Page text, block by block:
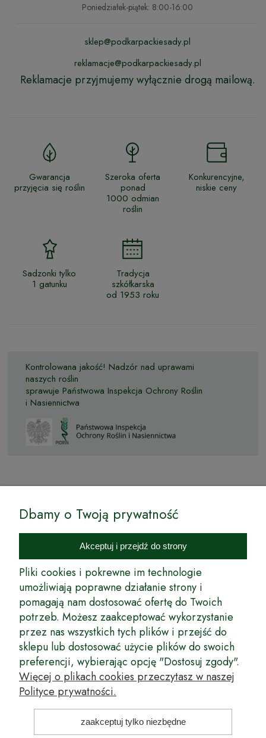
Poniedziałek-piątek: 8:00-16:00
sklep@podkarpackiesady.pl
reklamacje@podkarpackiesady.pl
Reklamacje przyjmujemy wyłącznie drogą mailową.
Gwarancja
przyjęcia się roślin
Szeroka oferta
ponad
1000 odmian
roślin
Konkurencyjne,
niskie ceny
Sadzonki tylko
1 gatunku
Tradycja
szkółkarska
od 1953 roku
Kontrolowana jakość! Nadzór nad uprawami
naszych roślin
sprawuje Państwowa Inspekcja Ochrony Roślin
i Nasiennictwa
Internetowy Sklep Ogrodniczy Podkarpackie Sady to inicjatywa
podkarpackich szkółkarzy, której zamierzeniem jest wprowadzenie na
rynek wysokiej jakości drzewek owocowych, drzewek ozdobnych oraz
innych produktów pozwalających na uprawianie zarówno małych, jak
i dużych sadów oraz ogrodów.
Wspólnie stworzyliśmy dla Państwa kompleksową ofertę - wspaniałe
produkty, dary ziemi ze szkółek drzewek ozdobnych i owocowych,
których tradycje sięgają roku 1953. Drzewka produkowane są
z najwyższą starannością przez trzecie pokolenie plantatorów.
Długoletnie Doświadczenie sprawiło, że wszystkie drzewka cechuje
duża odporność na zmienne warunki atmosferyczne naszego klimatu
oraz niezwykły urodzaj. W ofercie naszego internetowego sklepu
ogrodniczego: drzewka owocowe, krzewy owocowe, drzewka
ozdobne, odmiany jabłoni, sadzonki drzew owocowych, borówka
amerykańska, róże wielkokwiatowe, odmiany czereśni, odmiany śliwek
Dbamy o Twoją prywatność
Akceptuj i przejdź do strony
Pliki cookies i pokrewne im technologie
umożliwiają poprawne działanie strony i
pomagają nam dostosować ofertę do Twoich
potrzeb. Możesz zaakceptować wykorzystanie
przez nas wszystkich tych plików i przejść do
sklepu lub dostosować użycie plików do swoich
preferencji, wybierając opcję "Dostosuj zgody".
Więcej o plikach cookies przeczytasz w naszej
Polityce prywatności.
zaakceptuj tylko niezbędne